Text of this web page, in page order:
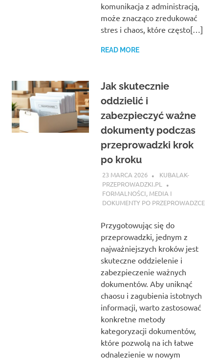
komunikacja z administracją,
może znacząco zredukować
stres i chaos, które często[…]
READ MORE
Jak skutecznie
oddzielić i
zabezpieczyć ważne
dokumenty podczas
przeprowadzki krok
po kroku
23 MARCA 2026
KUBALAK-
PRZEPROWADZKI.PL
FORMALNOŚCI, MEDIA I
DOKUMENTY PO PRZEPROWADZCE
Przygotowując się do
przeprowadzki, jednym z
najważniejszych kroków jest
skuteczne oddzielenie i
zabezpieczenie ważnych
dokumentów. Aby uniknąć
chaosu i zagubienia istotnych
informacji, warto zastosować
konkretne metody
kategoryzacji dokumentów,
które pozwolą na ich łatwe
odnalezienie w nowym